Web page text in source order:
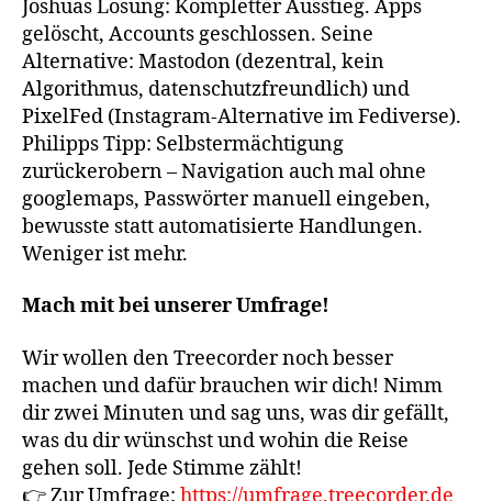
Joshuas Lösung: Kompletter Ausstieg. Apps
gelöscht, Accounts geschlossen. Seine
Alternative: Mastodon (dezentral, kein
Algorithmus, datenschutzfreundlich) und
PixelFed (Instagram-Alternative im Fediverse).
Philipps Tipp: Selbstermächtigung
zurückerobern – Navigation auch mal ohne
googlemaps, Passwörter manuell eingeben,
bewusste statt automatisierte Handlungen.
Weniger ist mehr.
Mach mit bei unserer Umfrage!
Wir wollen den Treecorder noch besser
machen und dafür brauchen wir dich! Nimm
dir zwei Minuten und sag uns, was dir gefällt,
was du dir wünschst und wohin die Reise
gehen soll. Jede Stimme zählt!
👉 Zur Umfrage: https://umfrage.treecorder.de